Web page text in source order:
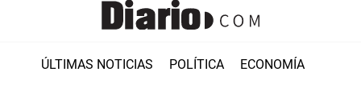
ÚLTIMAS NOTICIAS POLÍTICA ECONOMÍA